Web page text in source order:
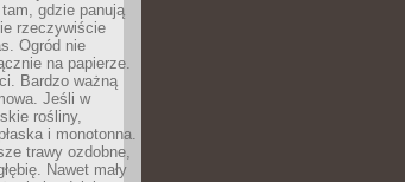
gdzie panują
rzeczywiście
Ogród nie
na papierze.
Bardzo ważną
Jeśli w
rośliny,
i monotonna.
trawy ozdobne,
Nawet mały